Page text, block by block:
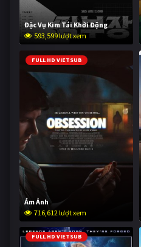
Đặc Vụ Kim Tái Khởi Động
593,599 lượt xem
FULL HD VIETSUB
Ám Ảnh
716,612 lượt xem
FULL HD VIETSUB